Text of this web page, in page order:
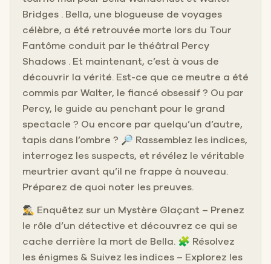
Bridges . Bella, une blogueuse de voyages
célèbre, a été retrouvée morte lors du Tour
Fantôme conduit par le théâtral Percy
Shadows . Et maintenant, c’est à vous de
découvrir la vérité. Est-ce que ce meutre a été
commis par Walter, le fiancé obsessif ? Ou par
Percy, le guide au penchant pour le grand
spectacle ? Ou encore par quelqu’un d’autre,
tapis dans l’ombre ? 🔎 Rassemblez les indices,
interrogez les suspects, et révélez le véritable
meurtrier avant qu’il ne frappe à nouveau.
Préparez de quoi noter les preuves.
🕵️‍♂️ Enquêtez sur un Mystère Glaçant – Prenez
le rôle d’un détective et découvrez ce qui se
cache derrière la mort de Bella. 🧩 Résolvez
les énigmes & Suivez les indices – Explorez les